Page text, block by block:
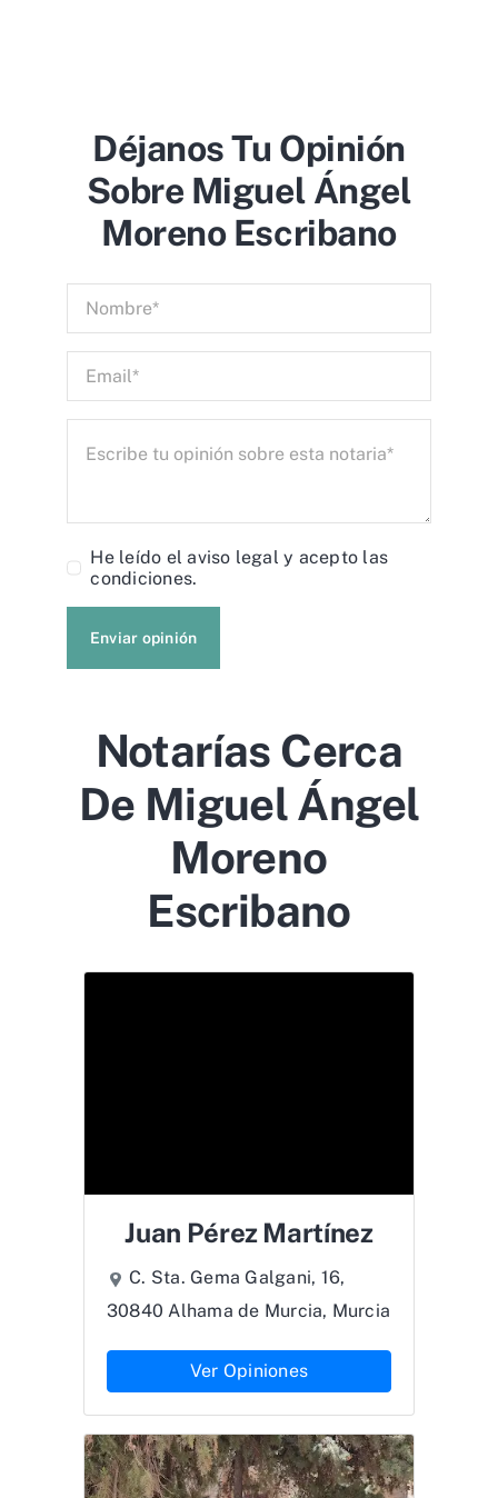
Déjanos Tu Opinión
Sobre Miguel Ángel
Moreno Escribano
He leído elaviso legal y acepto las
condiciones.
Enviar opinión
Notarías Cerca
De Miguel Ángel
Moreno
Escribano
Juan Pérez Martínez
C. Sta. Gema Galgani, 16,
30840 Alhama de Murcia, Murcia
Ver Opiniones